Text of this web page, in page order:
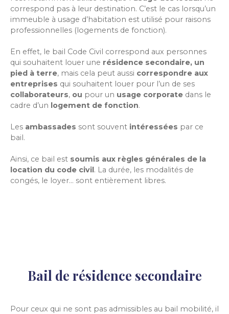
correspond pas à leur destination. C’est le cas lorsqu’un
immeuble à usage d’habitation est utilisé pour raisons
professionnelles (logements de fonction).
En effet, le bail Code Civil correspond aux personnes
qui souhaitent louer une résidence secondaire, un
pied à terre, mais cela peut aussi correspondre aux
entreprises qui souhaitent louer pour l’un de ses
collaborateurs, ou pour un usage corporate dans le
cadre d’un logement de fonction.
Les ambassades sont souvent intéressées par ce
bail.
Ainsi, ce bail est soumis aux règles générales de la
location du code civil. La durée, les modalités de
congés, le loyer... sont entièrement libres.
Bail de résidence secondaire
Pour ceux qui ne sont pas admissibles au bail mobilité, il